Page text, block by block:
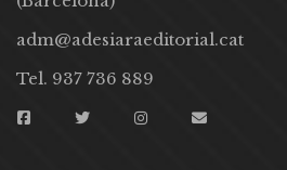
adm@adesiaraeditorial.cat
Tel. 937 736 889